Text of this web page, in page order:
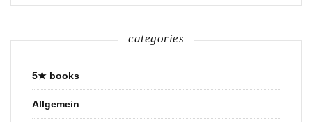
categories
5★ books
Allgemein